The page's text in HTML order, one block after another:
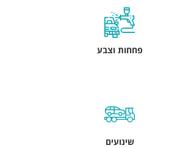
פחחות וצבע
שינועים